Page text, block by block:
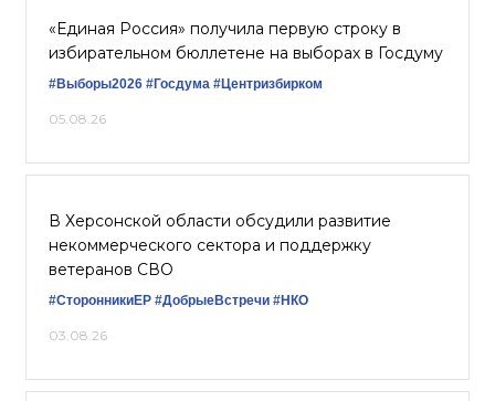
«Единая Россия» получила первую строку в
избирательном бюллетене на выборах в Госдуму
#Выборы2026 #Госдума #Центризбирком
05.08.26
В Херсонской области обсудили развитие
некоммерческого сектора и поддержку
ветеранов СВО
#СторонникиЕР #ДобрыеВстречи #НКО
03.08.26